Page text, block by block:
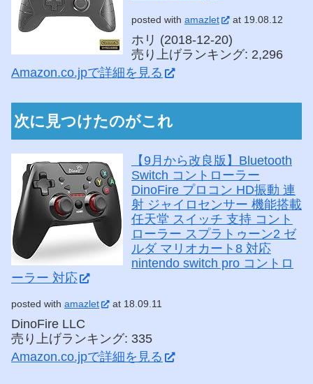
posted with amazlet at 19.08.12
ホリ (2018-12-20)
売り上げランキング: 2,296
Amazon.co.jpで詳細を見る
次に見つけたのがこれ
【9月から改良版】Bluetooth
Switch コントローラー
DinoFire プロコン HD振動 連
射 ジャイロセンサー 機能搭載
任天堂 スイッチ 支持 コント
ローラー スプラトゥーン2 ゼ
ルダ マリオカート8 対応
nintendo switch pro コントロ
ーラー 対応
posted with amazlet at 18.09.11
DinoFire LLC
売り上げランキング: 335
Amazon.co.jpで詳細を見る